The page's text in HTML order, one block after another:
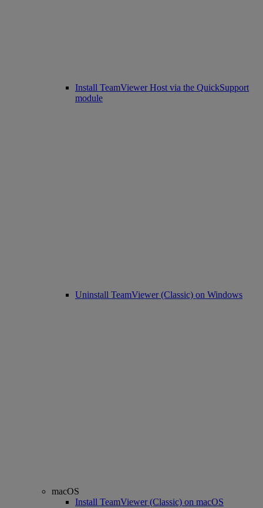
Install TeamViewer Host via the QuickSupport
module
Uninstall TeamViewer (Classic) on Windows
macOS
Install TeamViewer (Classic) on macOS